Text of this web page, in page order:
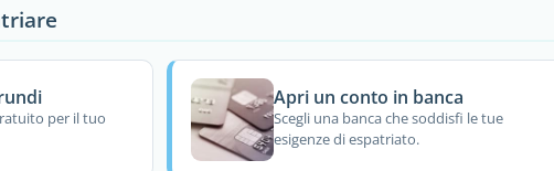
per il tuo
Apri un conto in banca
Scegli una banca che soddisfi le tue
esigenze di espatriato.